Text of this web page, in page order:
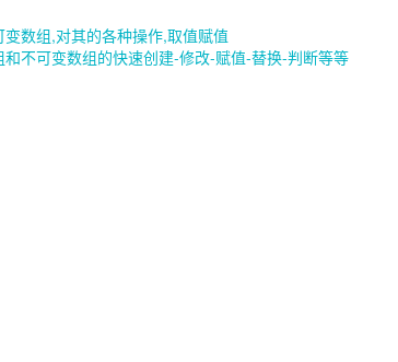
变数组,对其的各种操作,取值赋值
和不可变数组的快速创建-修改-赋值-替换-判断等等